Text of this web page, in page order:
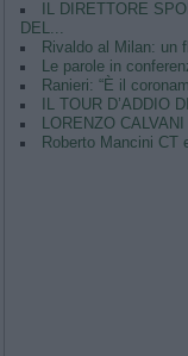
IL DIRETTORE
DEL...
Rivaldo al Milan: un
Le parole in
Ranieri: “È il
IL TOUR D’ADDIO
LORENZO
Roberto Mancini CT